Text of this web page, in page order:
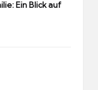
Ein Blick auf